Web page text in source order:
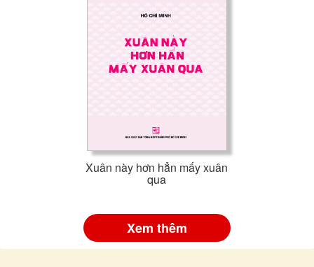
Xuân này hơn hẳn mấy xuân
qua
Xem thêm